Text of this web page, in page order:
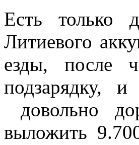
Есть только
Литиевого
езды, после
подзарядку,
довольно
выложить